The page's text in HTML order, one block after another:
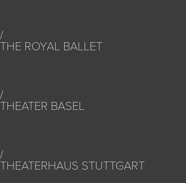
THE ROYAL BALLET
THEATER BASEL
THEATERHAUS STUTTGART